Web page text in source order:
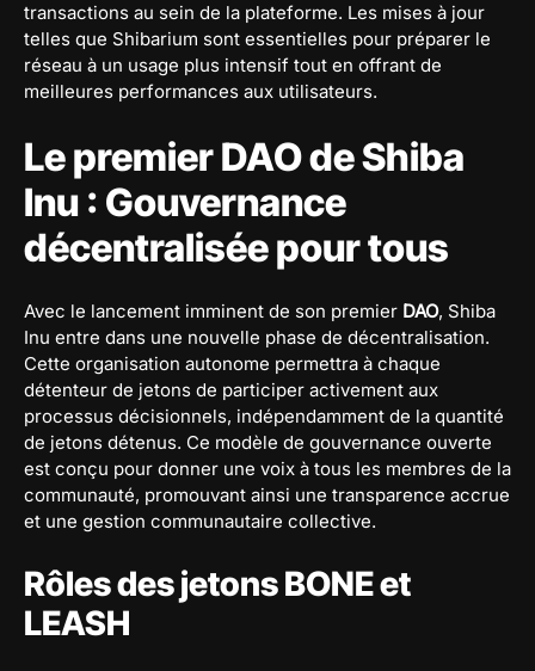
transactions au sein de la plateforme. Les mises à jour
telles que Shibarium sont essentielles pour préparer le
réseau à un usage plus intensif tout en offrant de
meilleures performances aux utilisateurs.
Le premier DAO de Shiba
Inu : Gouvernance
décentralisée pour tous
Avec le lancement imminent de son premier DAO, Shiba
Inu entre dans une nouvelle phase de décentralisation.
Cette organisation autonome permettra à chaque
détenteur de jetons de participer activement aux
processus décisionnels, indépendamment de la quantité
de jetons détenus. Ce modèle de gouvernance ouverte
est conçu pour donner une voix à tous les membres de la
communauté, promouvant ainsi une transparence accrue
et une gestion communautaire collective.
Rôles des jetons BONE et
LEASH